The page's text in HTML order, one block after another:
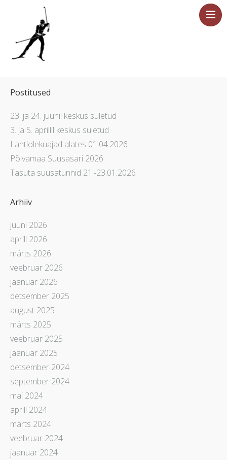
Sündmused
Majutus
Saun
Tervisesport
Ettevõtetele
Üritused
Postitused
23. ja 24. juunil keskus suletud
3. ja 5. aprillil keskus suletud
Lahtiolekuajad alates 01.04.2026
Põlvamaa Suusasari 2026
Tasuta suusatunnid 21.-23.01.2026
Arhiiv
juuni 2026
aprill 2026
märts 2026
veebruar 2026
jaanuar 2026
detsember 2025
august 2025
märts 2025
veebruar 2025
jaanuar 2025
detsember 2024
september 2024
mai 2024
aprill 2024
märts 2024
veebruar 2024
jaanuar 2024